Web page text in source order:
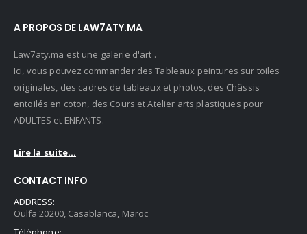
A PROPOS DE LAW7ATY.MA
Law7aty.ma est une galerie d'art .
Ici, vous pouvez commander des Tableaux peintures sur toiles
originales, des cadres de tableaux et photos, des Châssis
entoilés en coton, des Cours et Atelier arts plastiques pour
ADULTES et ENFANTS.
Lire la suite...
CONTACT INFO
ADDRESS:
Oulfa 20200, Casablanca, Maroc